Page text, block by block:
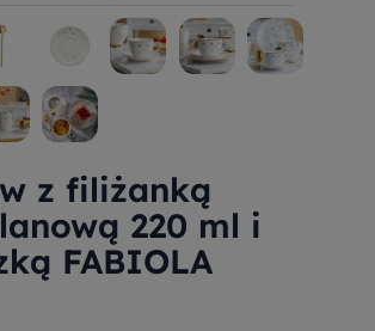
z filiżanką
220 ml i
FABIOLA